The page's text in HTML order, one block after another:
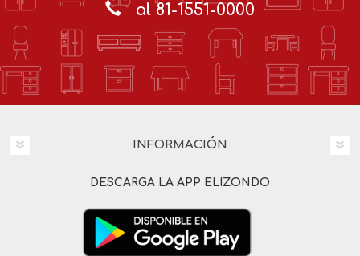
al 81-1551-0000
INFORMACIÓN
DESCARGA LA APP ELIZONDO